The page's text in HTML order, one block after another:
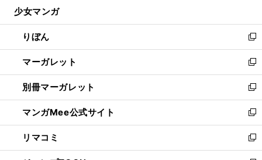
開
く
ウ
で
開
く
ン
ド
ウ
で
開
く
ウ
ィ
ン
ド
ウ
で
開
く
少女マンガ
りぼん
新
し
い
ウ
ィ
ン
ド
ウ
で
開
マーガレット
新
し
い
ウ
ィ
ン
ド
ウ
別冊マーガレット
新
し
い
ウ
ィ
ン
マンガMee公式サイト
新
し
い
ウ
リマコミ
新
し